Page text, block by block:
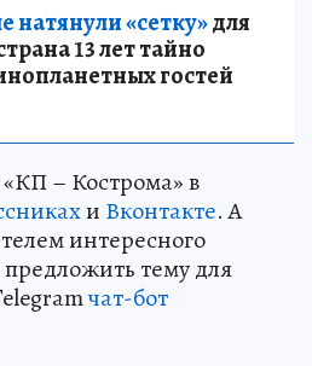
«сетку»для
13 лет тайно
гостей
– Кострома» в
и Вконтакте. А
интересного
тему для
чат-бот